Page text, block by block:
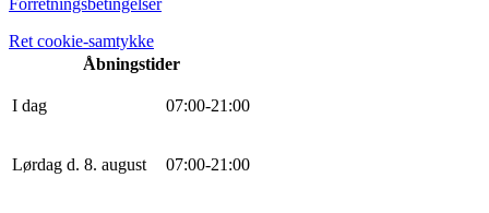
Forretningsbetingelser
Ret cookie-samtykke
Åbningstider
I dag 07:00-21 :00
Lørdag d. 8. august 07:00-21 :00